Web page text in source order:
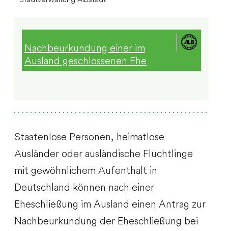
Nachbeurkundung einer im
Ausland geschlossenen Ehe
Staatenlose Personen, heimatlose
Ausländer oder ausländische Flüchtlinge
mit gewöhnlichem Aufenthalt in
Deutschland können nach einer
Eheschließung im Ausland einen Antrag zur
Nachbeurkundung der Eheschließung bei